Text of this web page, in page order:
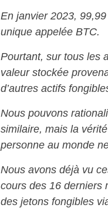
En janvier 2023,
unique appelée BTC.
Pourtant, sur tous les
valeur stockée
d’autres actifs
Nous pouvons
similaire, mais la
personne au monde
Nous avons déjà vu
cours des 16 derniers
des jetons fongibles